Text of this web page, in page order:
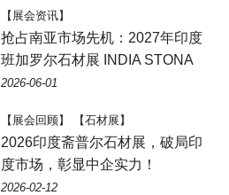
【展会资讯】
抢占南亚市场先机：2027年印度
班加罗尔石材展 INDIA STONA
2026-06-01
【展会回顾】 【石材展】
2026印度斋普尔石材展，破局印
度市场，彰显中企实力！
2026-02-12